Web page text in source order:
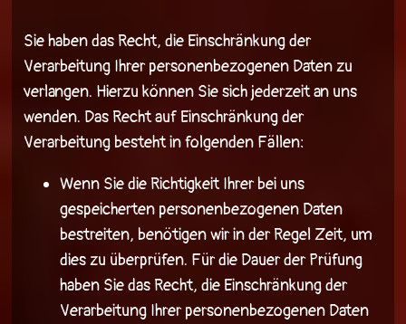
Sie haben das Recht, die Einschränkung der
Verarbeitung Ihrer personenbezogenen Daten zu
verlangen. Hierzu können Sie sich jederzeit an uns
wenden. Das Recht auf Einschränkung der
Verarbeitung besteht in folgenden Fällen:
Wenn Sie die Richtigkeit Ihrer bei uns
gespeicherten personenbezogenen Daten
bestreiten, benötigen wir in der Regel Zeit, um
dies zu überprüfen. Für die Dauer der Prüfung
haben Sie das Recht, die Einschränkung der
Verarbeitung Ihrer personenbezogenen Daten